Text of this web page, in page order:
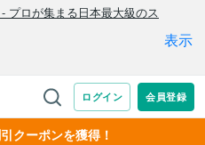
クーポンを獲得！